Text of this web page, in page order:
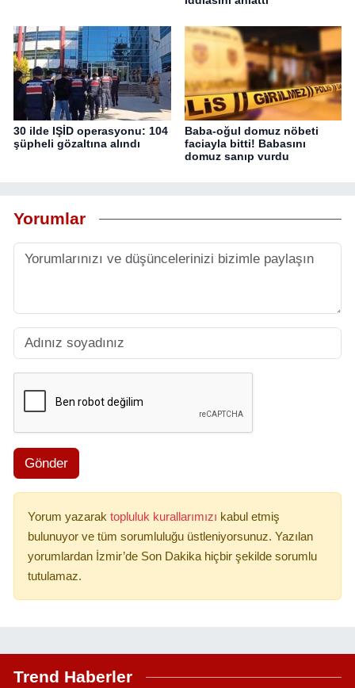
30 ilde IŞİD operasyonu: 104
şüpheli gözaltına alındı
Baba-oğul domuz nöbeti
faciayla bitti! Babasını
domuz sanıp vurdu
Yorumlar
Gönder
Yorum yazarak topluluk kurallarımızı kabul etmiş
bulunuyor ve tüm sorumluluğu üstleniyorsunuz. Yazılan
yorumlardan İzmir’de Son Dakika hiçbir şekilde sorumlu
tutulamaz.
Trend Haberler